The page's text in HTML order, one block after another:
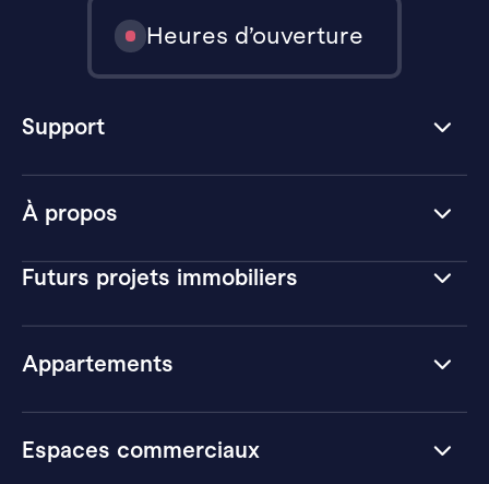
À propos
Futurs projets immobiliers
Appartements
Espaces commerciaux
Heures d’ouverture
Support